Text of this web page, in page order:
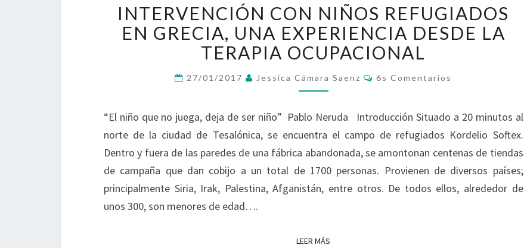
CON
NIÑOS
REFUGIADOS
EN
GRECIA,
UNA
DESDE
LA
TERAPIA
OCUPACIONAL
INTERVENCIÓN CON NIÑOS REFUGIADOS
EN GRECIA, UNA EXPERIENCIA DESDE LA
TERAPIA OCUPACIONAL
27/01/2017 Jessica Cámara Saenz Comentarios
6s Comentarios
“El niño que no juega, deja de ser niño” Pablo Neruda Introducción Situado a 20 minutos al
norte de la ciudad de Tesalónica, se encuentra el campo de refugiados Kordelio Softex.
Dentro y fuera de las paredes de una fábrica abandonada, se amontonan centenas de tiendas
de campaña que dan cobijo a un total de 1700 personas. Provienen de diversos países;
principalmente Siria, Irak, Palestina, Afganistán, entre otros. De todos ellos, alrededor de
unos 300, son menores de edad….
LEER MÁS